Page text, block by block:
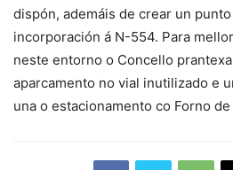
dispón, ademáis de crear un
incorporación á N-554. Para
neste entorno o Concello
aparcamento no vial inutilizado e
una o estacionamento co Forno de